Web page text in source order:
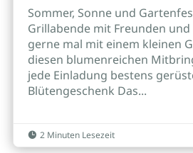
Sommer, Sonne und
Grillabende mit Freunden
gerne mal mit einem kleinen
diesen blumenreichen
jede Einladung bestens
Blütengeschenk Das...
 2 Minuten Lesezeit